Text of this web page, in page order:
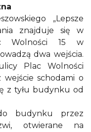
„Lepsze
znajduje się w
Wolności 15 w
dwa wejścia.
Plac Wolności
schodami o
z tyłu budynku od
budynku przez
otwierane na